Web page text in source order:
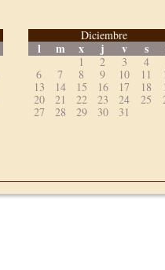
Diciembre
l m x j v s
1 2 3 4
6
7 8 9 10 11
13
14 15 16 17 18
20
21 22 23 24 25
27
28 29 30 31